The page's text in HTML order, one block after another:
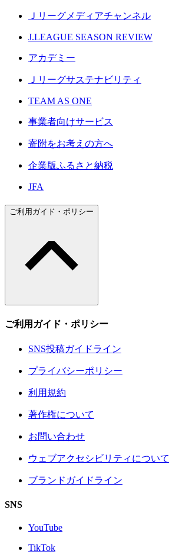
Ｊリーグメディアチャンネル
J.LEAGUE SEASON REVIEW
アカデミー
Ｊリーグサステナビリティ
TEAM AS ONE
事業者向けサービス
寄附をお考えの方へ
企業版ふるさと納税
JFA
ご利用ガイド・ポリシー
ご利用ガイド・ポリシー
SNS投稿ガイドライン
プライバシーポリシー
利用規約
著作権について
お問い合わせ
ウェブアクセシビリティについて
ブランドガイドライン
SNS
YouTube
TikTok